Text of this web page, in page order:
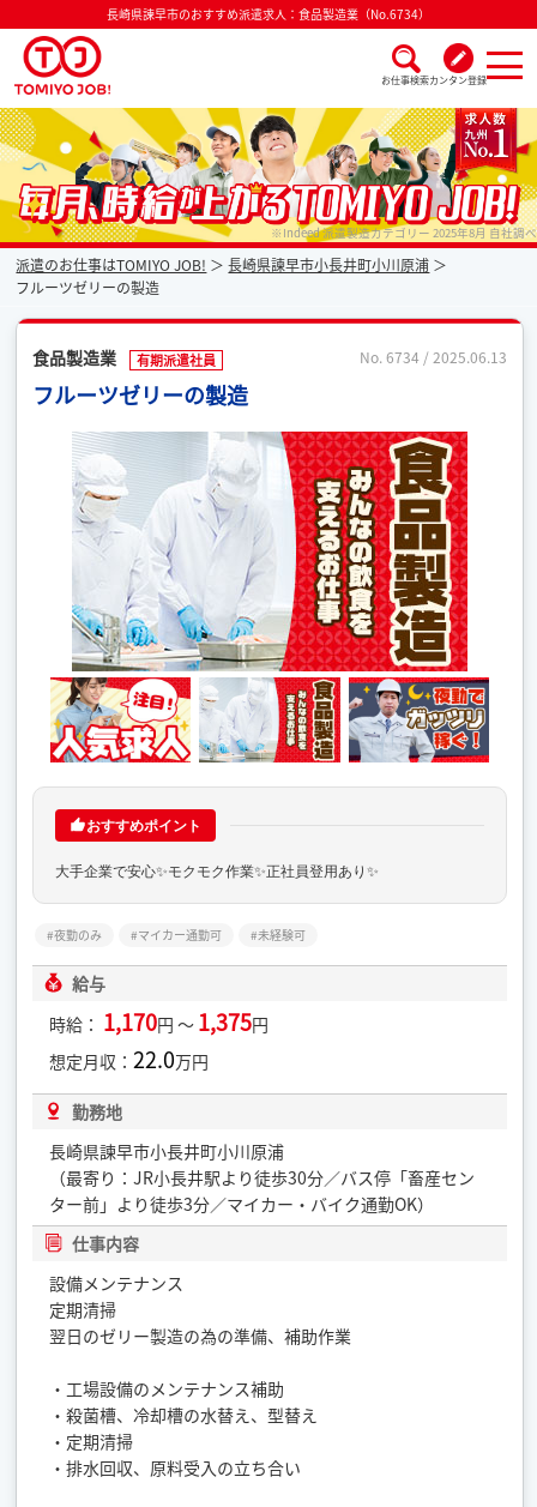
長崎県諫早市のおすすめ派遣求人：食品製造業（No.6734）
お仕事検索カンタン登録
派遣なら毎月時給が上がるトミヨジョブ ※Indeed 派遣製造カテゴリー 2025年8月 自社調べ
派遣のお仕事はTOMIYO JOB!
長崎県諫早市小長井町小川原浦
フルーツゼリーの製造
食品製造業 有期派遣社員 No. 6734 / 2025.06.13
フルーツゼリーの製造
おすすめポイント
大手企業で安心✨モクモク作業✨正社員登用あり✨
夜勤のみ マイカー通勤可 未経験可
給与
時給： 1,170円 ～ 1,375円
想定月収：22.0万円
勤務地
長崎県諫早市小長井町小川原浦
（最寄り：JR小長井駅より徒歩30分／バス停「畜産セン
ター前」より徒歩3分／マイカー・バイク通勤OK）
仕事内容
設備メンテナンス
定期清掃
翌日のゼリー製造の為の準備、補助作業
・工場設備のメンテナンス補助
・殺菌槽、冷却槽の水替え、型替え
・定期清掃
・排水回収、原料受入の立ち合い